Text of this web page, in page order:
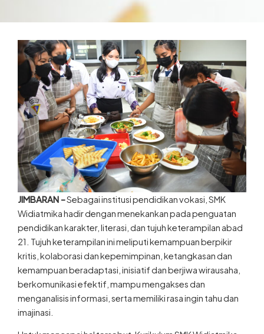
JIMBARAN –Sebagai institusi pendidikan vokasi, SMK
Widiatmika hadir dengan menekankan pada penguatan
pendidikan karakter, literasi, dan tujuh keterampilan abad
21. Tujuh keterampilan ini meliputi kemampuan berpikir
kritis, kolaborasi dan kepemimpinan, ketangkasan dan
kemampuan beradaptasi, inisiatif dan berjiwa wirausaha,
berkomunikasi efektif, mampu mengakses dan
menganalisis informasi, serta memiliki rasa ingin tahu dan
imajinasi.